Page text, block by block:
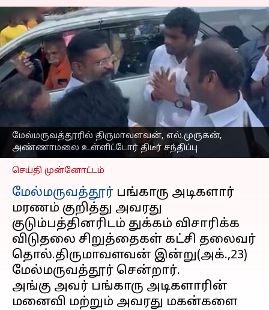
மேல்மருவத்தூரில் திருமாவளவன், எல்.முருகன்,
அண்ணாமலை உள்ளிட்டோர் திடீர் சந்திப்பு
மேல்மருவத்தூரில்
திருமாவளவன்,
எல்.முருகன்,
அண்ணாமலை
உள்ளிட்டோர் திடீர்
சந்திப்பு
எழுதியவர் Nivetha P Oct 23, 2023 04:31 pm
செய்தி முன்னோட்டம்
மேல்மருவத்தூர் பங்காரு அடிகளார்
மரணம் குறித்து அவரது
குடும்பத்தினரிடம் துக்கம் விசாரிக்க
விடுதலை சிறுத்தைகள் கட்சி தலைவர்
தொல்.திருமாவளவன் இன்று(அக்.,23)
மேல்மருவத்தூர் சென்றார்.
அங்கு அவர் பங்காரு அடிகளாரின்
மனைவி மற்றும் அவரது மகன்களை